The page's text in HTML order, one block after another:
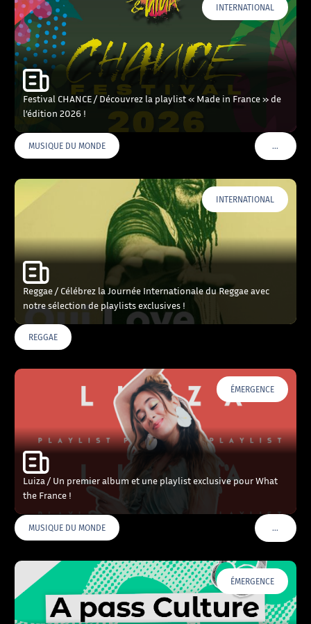
INTERNATIONAL
Festival CHANCE / Découvrez la playlist « Made in France » de
l’édition 2026 !
MUSIQUE DU MONDE …VOIR
INTERNATIONAL
Reggae / Célébrez la Journée Internationale du Reggae avec
notre sélection de playlists exclusives !
REGGAE
ÉMERGENCE
Luiza / Un premier album et une playlist exclusive pour What
the France !
MUSIQUE DU MONDE …VOIR
ÉMERGENCE